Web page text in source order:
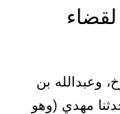
لقضاء
وعبدالله بن
مهدي (وهو